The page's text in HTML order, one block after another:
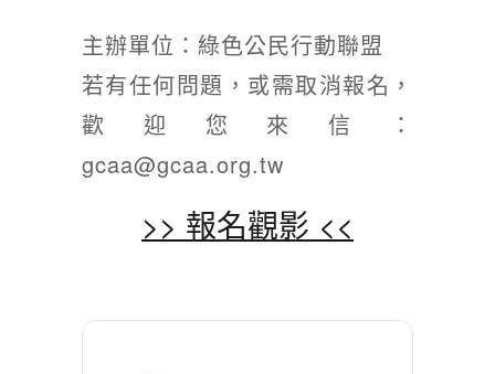
主辦單位：綠色公民行動聯盟
若有任何問題，或需取消報名，
歡迎您來信：
gcaa@gcaa.org.tw
>> 報名觀影 <<